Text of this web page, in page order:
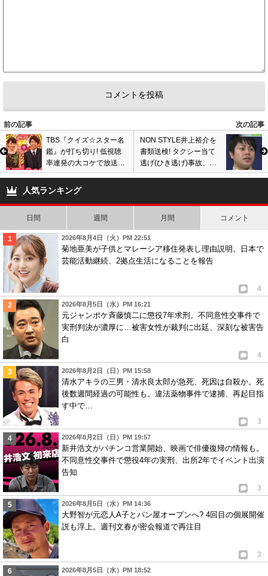
前の記事
次の記事
TBS『クイズ☆スター名
鑑』が打ち切り! 低視聴
率連発の大コケで放送開
始3ヶ月、最終回の告知
も無く終了…
NON STYLE井上裕介を
書類送検! タクシー当て
逃げ(ひき逃げ)事故、被
害者と示談成立し不起訴
人気ランキング
日間 週間 月間 コメント
2026年8月4日（火）PM 22:51
菊地亜美が子供とマレーシア移住発表し理由説明。日本で
芸能活動継続、2拠点生活になることを報告
4
2026年8月5日（水）PM 16:21
元ジャンポケ斉藤慎二に懲役7年求刑。不同意性交事件で
実刑判決が濃厚に…被害女性が裁判に出廷、深刻な被害告
白
4
2026年8月2日（日）PM 15:58
清水アキラの三男・清水良太郎が急死、死因は自殺か。死
後数週間経過の可能性も。違法薬物事件で逮捕、再起目指
す中で…
3
2026年8月2日（日）PM 19:57
新井浩文がパチンコ営業開始、映画で俳優復帰の情報も。
不同意性交事件で懲役4年の実刑、出所2年でイベント出演
告知
3
2026年8月5日（水）PM 14:36
大野智が元恋人A子とパン屋オープンへ? 4回目の個展開催
説も浮上。週刊文春が密会報道で再注目
3
2026年8月5日（水）PM 18:52